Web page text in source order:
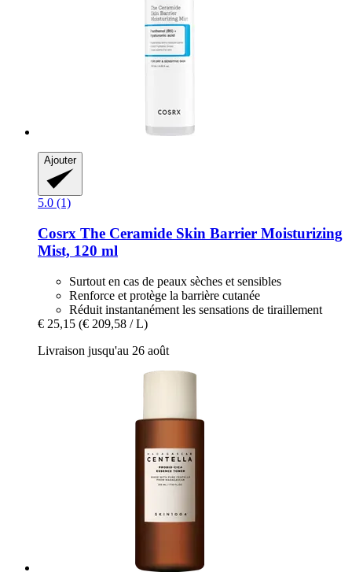
Ajouter
5.0 (1)
Cosrx The Ceramide Skin Barrier Moisturizing
Mist, 120 ml
Surtout en cas de peaux sèches et sensibles
Renforce et protège la barrière cutanée
Réduit instantanément les sensations de tiraillement
€ 25,15 (€ 209,58 / L)
Livraison jusqu'au 26 août